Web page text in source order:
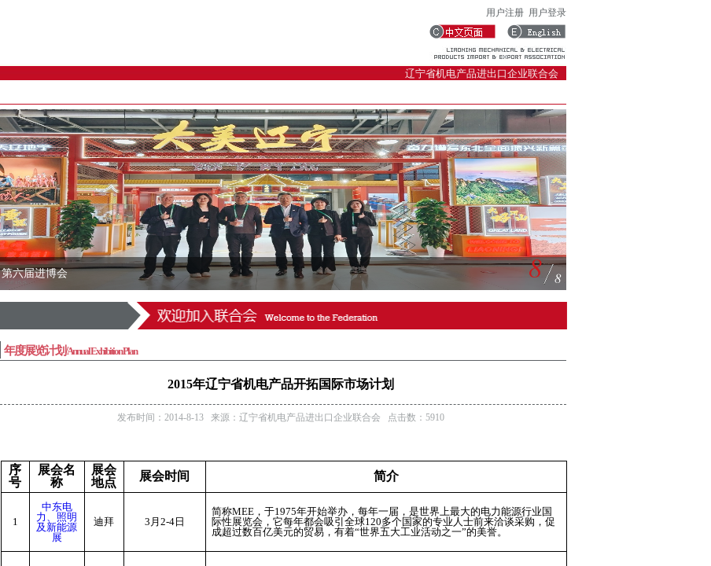
用户注册 用户登录
辽宁省机电产品进出口企业联合会
第六届进博会 8 8
年度展览计划/Annual Exhibition Plan
2015年辽宁省机电产品开拓国际市场计划
发布时间：2014-8-13 来源：辽宁省机电产品进出口企业联合会 点击数：5910
序
号
展会名
称
展会
地点
展会时间 简介
1
中东电
力、照明
及新能源
展
迪拜 3 月2-4日
简称MEE，于1975年开始举办，每年一届，是世界上最大的电力能源行业国
际性展览会，它每年都会吸引全球120多个国家的专业人士前来洽谈采购，促
成超过数百亿美元的贸易，有着“世界五大工业活动之一”的美誉。